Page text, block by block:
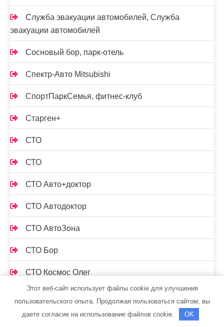
Служба эвакуации автомобилей, Служба
эвакуации автомобилей
Сосновый бор, парк-отель
Спектр-Авто Mitsubishi
СпортПаркСемья, фитнес-клуб
Старген+
СТО
СТО
СТО Авто+доктор
СТО Автодоктор
СТО АвтоЗона
СТО Бор
СТО Космос Олег
Стройматериалы
Этот веб-сайт использует файлы cookie для улучшения
пользовательского опыта. Продолжая пользоваться сайтом, вы
даете согласие на использование файлов cookie.
OK